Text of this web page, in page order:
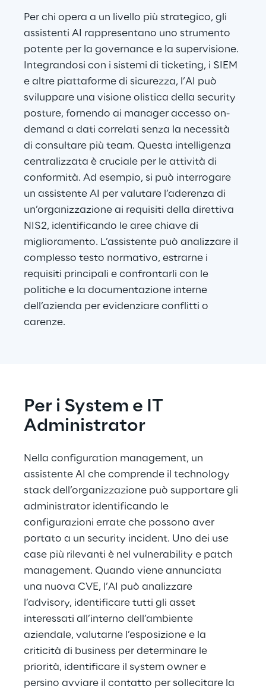
Per chi opera a un livello più strategico, gli
assistenti AI rappresentano uno strumento
potente per la governance e la supervisione.
Integrandosi con i sistemi di ticketing, i SIEM
e altre piattaforme di sicurezza, l’AI può
sviluppare una visione olistica della security
posture, fornendo ai manager accesso on-
demand a dati correlati senza la necessità
di consultare più team. Questa intelligenza
centralizzata è cruciale per le attività di
conformità. Ad esempio, si può interrogare
un assistente AI per valutare l’aderenza di
un’organizzazione ai requisiti della direttiva
NIS2, identificando le aree chiave di
miglioramento. L’assistente può analizzare il
complesso testo normativo, estrarne i
requisiti principali e confrontarli con le
politiche e la documentazione interne
dell’azienda per evidenziare conflitti o
carenze.
Per i System e IT
Administrator
Nella configuration management, un
assistente AI che comprende il technology
stack dell’organizzazione può supportare gli
administrator identificando le
configurazioni errate che possono aver
portato a un security incident. Uno dei use
case più rilevanti è nel vulnerability e patch
management. Quando viene annunciata
una nuova CVE, l’AI può analizzare
l’advisory, identificare tutti gli asset
interessati all’interno dell’ambiente
aziendale, valutarne l’esposizione e la
criticità di business per determinare le
priorità, identificare il system owner e
persino avviare il contatto per sollecitare la